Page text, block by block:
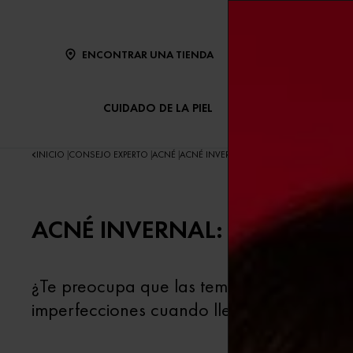
ENCONTRAR UNA TIENDA
CUIDADO DE LA PIEL
INICIO CONSEJO EXPERTO ACNÉ ACNÉ INVERNAL CÓMO TRATAR LA PIEL
ACNÉ INVERNAL: CÓMO
¿Te preocupa que las temperaturas del
imperfecciones cuando llegue el invierno.